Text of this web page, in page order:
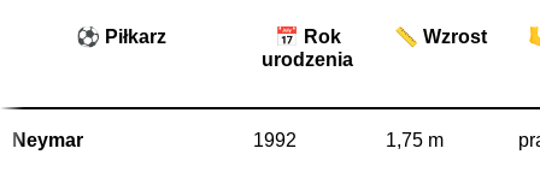
⚽ Piłkarz
📅 Rok
urodzenia
📏 Wzrost
Neymar 1992 1,75 m